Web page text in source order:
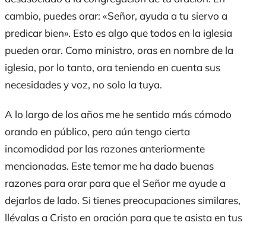
cambio, puedes orar: «Señor, ayuda a tu siervo a
predicar bien». Esto es algo que todos en la iglesia
pueden orar. Como ministro, oras en nombre de la
iglesia, por lo tanto, ora teniendo en cuenta sus
necesidades y voz, no solo la tuya.
A lo largo de los años me he sentido más cómodo
orando en público, pero aún tengo cierta
incomodidad por las razones anteriormente
mencionadas. Este temor me ha dado buenas
razones para orar para que el Señor me ayude a
dejarlos de lado. Si tienes preocupaciones similares,
llévalas a Cristo en oración para que te asista en tus